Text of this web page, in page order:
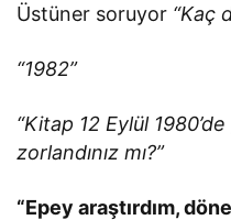
Üstüner soruyor “Kaç
“1982”
“Kitap 12 Eylül
zorlandınız mı?”
“Epey araştırdım,